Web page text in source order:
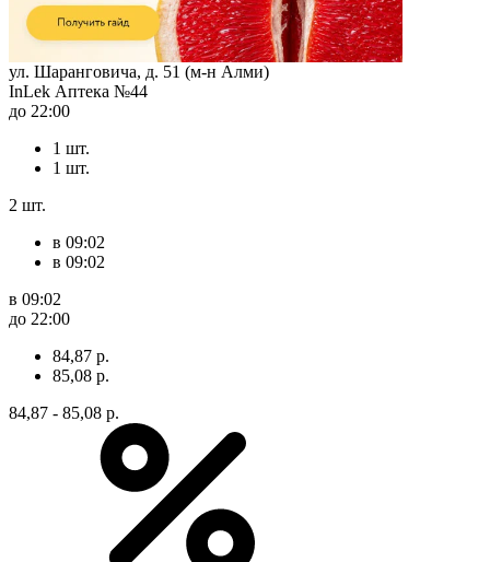
ул. Шаранговича, д. 51 (м-н Алми)
InLek Аптека №44
до 22:00
1 шт.
1 шт.
2 шт.
в 09:02
в 09:02
в 09:02
до 22:00
84,87 р.
85,08 р.
84,87 - 85,08 р.